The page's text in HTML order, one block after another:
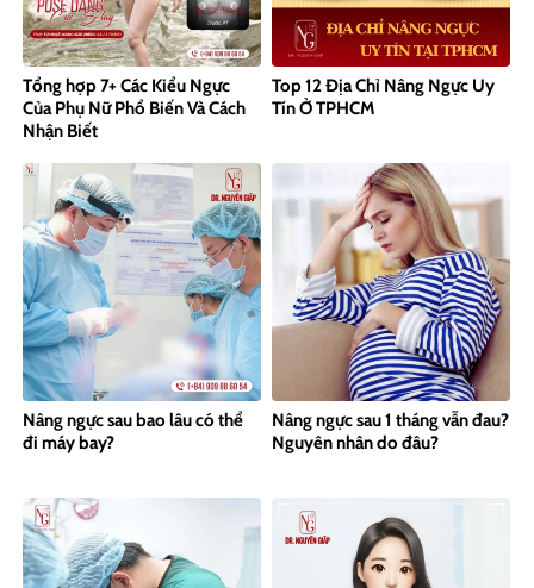
Tổng hợp 7+ Các Kiểu Ngực
Của Phụ Nữ Phổ Biến Và Cách
Nhận Biết
Top 12 Địa Chỉ Nâng Ngực Uy
Tín Ở TPHCM
Nâng ngực sau bao lâu có thể
đi máy bay?
Nâng ngực sau 1 tháng vẫn đau?
Nguyên nhân do đâu?